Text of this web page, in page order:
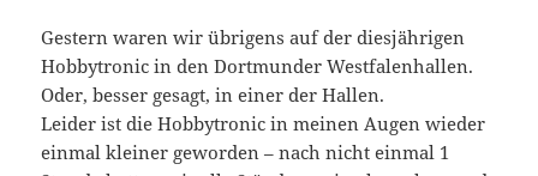
Gestern waren wir übrigens auf der diesjährigen
Hobbytronic in den Dortmunder Westfalenhallen.
Oder, besser gesagt, in einer der Hallen.
Leider ist die Hobbytronic in meinen Augen wieder
einmal kleiner geworden – nach nicht einmal 1